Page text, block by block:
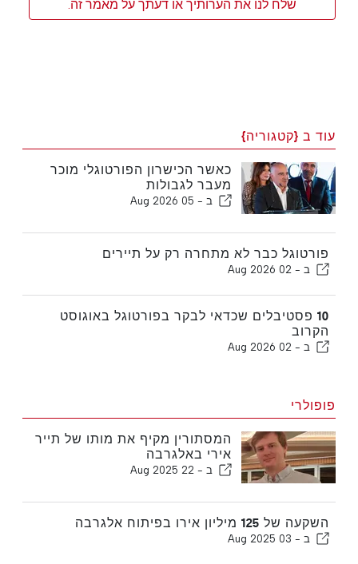
שלח לנו את הערותיך או דעתך על מאמר זה.
עוד ב {קטגוריה}
כאשר הכישרון הפורטוגלי מוכר
מעבר לגבולות
ב - 05 Aug 2026
פורטוגל כבר לא מתחרה רק על תיירים
ב - 02 Aug 2026
10 פסטיבלים שכדאי לבקר בפורטוגל באוגוסט
הקרוב
ב - 02 Aug 2026
פופולרי
המסתורין מקיף את מותו של תייר
אירי באלגרבה
ב - 22 Aug 2025
השקעה של 125 מיליון אירו בפיתוח אלגרבה
ב - 03 Aug 2025